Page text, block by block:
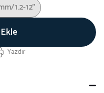
1.2-12''
Yazdır